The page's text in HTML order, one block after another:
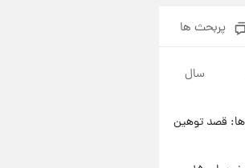
فال قهوه روزانه پنجشنبه ۱۵ مرداد
پربحث ها
سال
قصد توهین